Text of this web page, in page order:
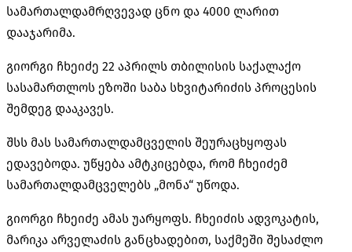
სამართალდამრღვევად ცნო და 4000 ლარით
დააჯარიმა.
გიორგი ჩხეიძე 22 აპრილს თბილისის საქალაქო
სასამართლოს ეზოში საბა სხვიტარიძის პროცესის
შემდეგ დააკავეს.
შსს მას სამართალდამცველის შეურაცხყოფას
ედავებოდა. უწყება ამტკიცებდა, რომ ჩხეიძემ
სამართალდამცველებს „მონა“ უწოდა.
გიორგი ჩხეიძე ამას უარყოფს. ჩხეიძის ადვოკატის,
მარიკა არველაძის განცხადებით, საქმეში შესაძლო